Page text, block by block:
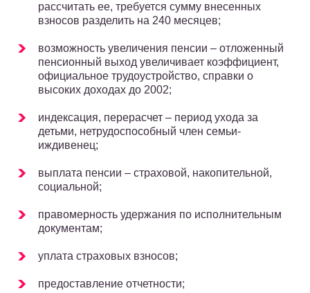
рассчитать ее, требуется сумму внесенных
взносов разделить на 240 месяцев;
возможность увеличения пенсии – отложенный
пенсионный выход увеличивает коэффициент,
официальное трудоустройство, справки о
высоких доходах до 2002;
индексация, перерасчет – период ухода за
детьми, нетрудоспособный член семьи-
иждивенец;
выплата пенсии – страховой, накопительной,
социальной;
правомерность удержания по исполнительным
документам;
уплата страховых взносов;
предоставление отчетности;